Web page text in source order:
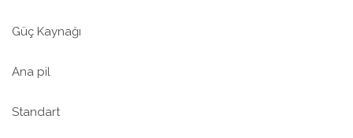
Güç Kaynağı
Ana pil
Standart